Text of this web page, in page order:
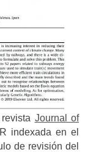
Journal of
indexada en el
de revisión del